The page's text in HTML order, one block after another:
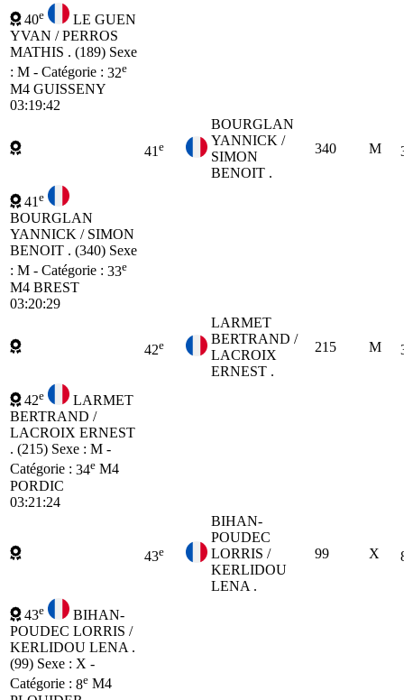
40e
LE GUEN
YVAN / PERROS
MATHIS . (189) Sexe
: M - Catégorie : 32e
M4 GUISSENY
03:19:42
41 e
BOURGLAN
YANNICK /
SIMON
BENOIT .
340 M
41 e
BOURGLAN
YANNICK / SIMON
BENOIT . (340) Sexe
: M - Catégorie : 33e
M4 BREST
03:20:29
42e
LARMET
BERTRAND /
LACROIX
ERNEST .
215 M
42e
LARMET
BERTRAND /
LACROIX ERNEST
. (215) Sexe : M -
Catégorie : 34e M4
PORDIC
03:21:24
43e
BIHAN-
POUDEC
LORRIS /
KERLIDOU
LENA .
99 X
43e
BIHAN-
POUDEC LORRIS /
KERLIDOU LENA .
(99) Sexe : X -
Catégorie : 8e M4